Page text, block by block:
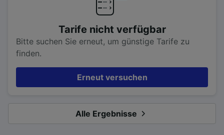
Tarife nicht verfügbar
Bitte suchen Sie erneut, um günstige Tarife zu
finden.
Erneut versuchen
Alle Ergebnisse